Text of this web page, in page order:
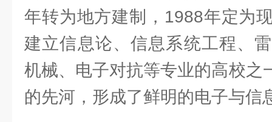
年转为地方建制，1988年定为
建立信息论、信息系统工程、
机械、电子对抗等专业的高校之
的先河，形成了鲜明的电子与信